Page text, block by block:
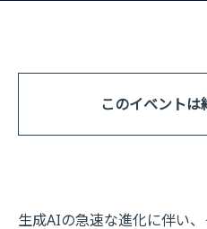
このイベントは
生成AIの急速な進化に伴い